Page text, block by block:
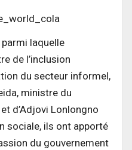
laquelle
de l’inclusion
du secteur informel,
ministre du
d’Adjovi Lonlongno
sociale, ils ont apporté
du gouvernement